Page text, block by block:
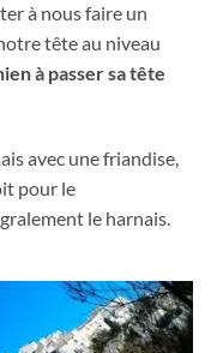
à nous faire un
tête au niveau
à passer sa tête
avec une friandise,
pour le
le harnais.